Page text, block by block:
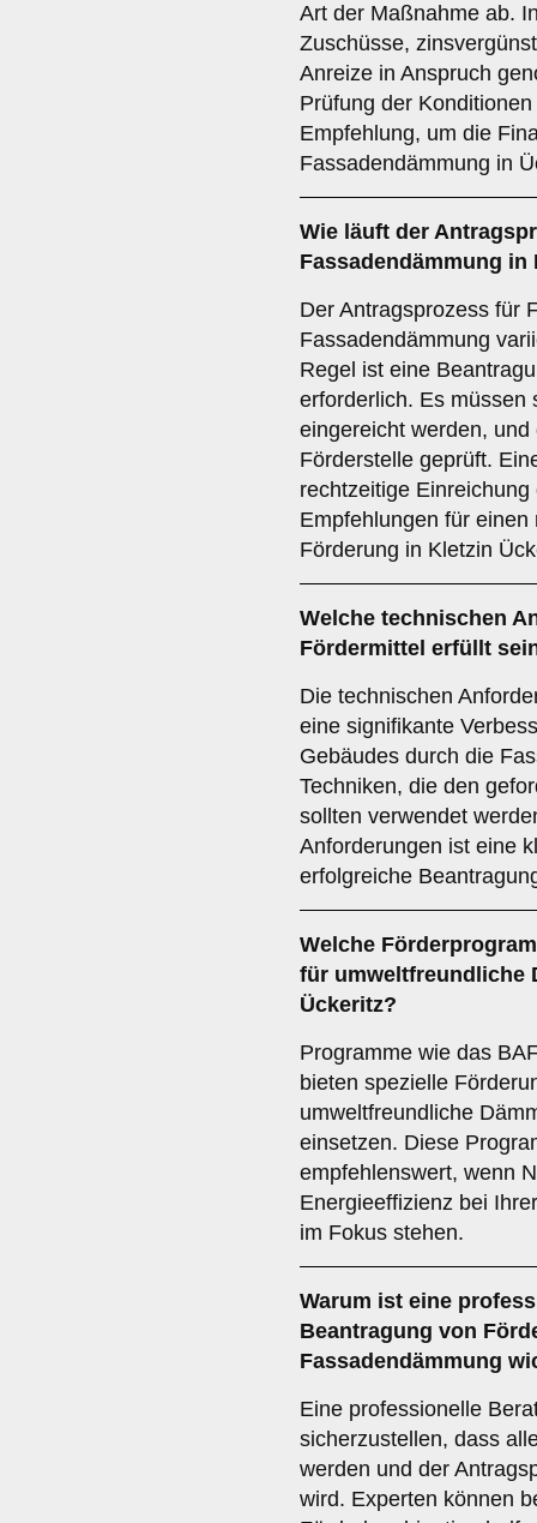
Art der Maßnahme ab.
Zuschüsse,
Anreize in Anspruch
Prüfung der
Empfehlung, um die
Fassadendämmung in
Wie läuft der
Fassadendämmung
Der Antragsprozess für
Fassadendämmung
Regel ist eine
erforderlich. Es müssen
eingereicht werden,
Förderstelle geprüft.
rechtzeitige
Empfehlungen für
Förderung in Kletzin
Welche technischen
Fördermittel erfüllt
Die technischen
eine signifikante
Gebäudes durch die
Techniken, die den
sollten verwendet
Anforderungen ist eine
erfolgreiche
Welche
für umweltfreundliche
Ückeritz?
Programme wie das
bieten spezielle
umweltfreundliche
einsetzen. Diese
empfehlenswert, wenn
Energieeffizienz bei
im Fokus stehen.
Warum ist eine
Beantragung von
Fassadendämmung
Eine professionelle
sicherzustellen, dass
werden und der
wird. Experten können